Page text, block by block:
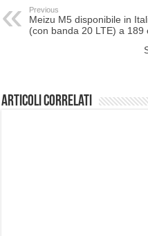
Previous
Meizu M5 disponibile in
(con banda 20 LTE) a 189
Articoli correlati